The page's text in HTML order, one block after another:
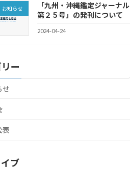
お知らせ
「九州・沖縄鑑定ジャーナル
第２５号」の発刊について
2024-04-24
ー
せ
表
ブ